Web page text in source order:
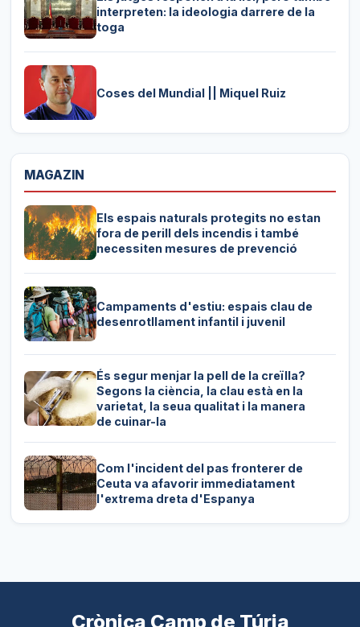
interpreten: la ideologia darrere de la
toga
Coses del Mundial || Miquel Ruiz
MAGAZIN
Els espais naturals protegits no estan
fora de perill dels incendis i també
necessiten mesures de prevenció
Campaments d'estiu: espais clau de
desenrotllament infantil i juvenil
És segur menjar la pell de la creïlla?
Segons la ciència, la clau està en la
varietat, la seua qualitat i la manera
de cuinar-la
Com l'incident del pas fronterer de
Ceuta va afavorir immediatament
l'extrema dreta d'Espanya
Crònica Camp de Túria